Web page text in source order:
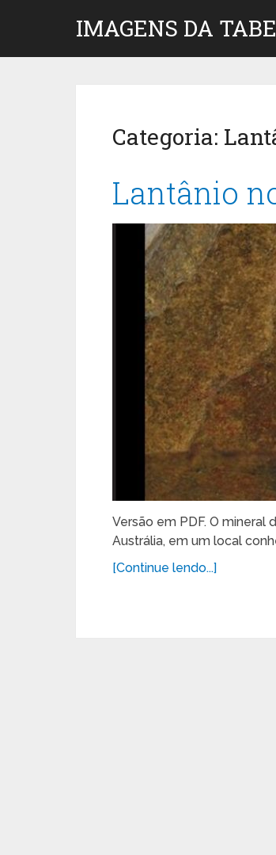
IMAGENS DA
Categoria:
Lantânio
Versão em PDF. O
Austrália, em um local
[Continue lendo...]